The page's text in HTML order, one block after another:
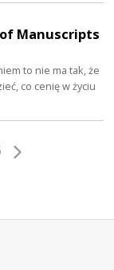
Manuscripts
to nie ma tak, że
co cenię w życiu